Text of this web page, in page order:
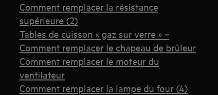
Comment remplacer la résistance
supérieure (2)
Tables de cuisson « gaz sur verre » –
Comment remplacer le chapeau de brûleur
Comment remplacer le moteur du
ventilateur
Comment remplacer la lampe du four (4)